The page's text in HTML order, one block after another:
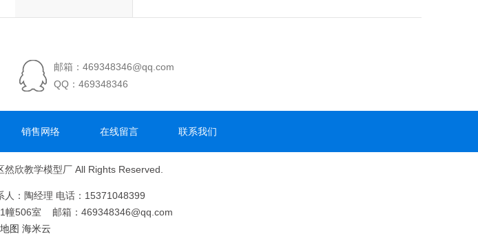
邮箱：469348346@qq.com
QQ：469348346
销售网络 在线留言 联系我们
欣教学模型厂 All Rights Reserved.
人：陶经理 电话：15371048399
幢506室 邮箱：469348346@qq.com
图 海米云